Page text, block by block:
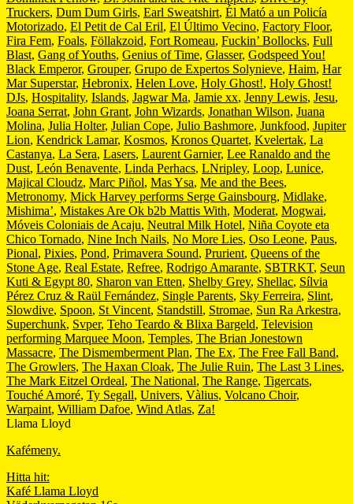
Truckers, Dum Dum Girls, Earl Sweatshirt, Él Mató a un Policía
Motorizado, El Petit de Cal Eril, El Último Vecino, Factory Floor,
Fira Fem, Foals, Föllakzoid, Fort Romeau, Fuckin’ Bollocks, Full
Blast, Gang of Youths, Genius of Time, Glasser, Godspeed You!
Black Emperor, Grouper, Grupo de Expertos Solynieve, Haim, Har
Mar Superstar, Hebronix, Helen Love, Holy Ghost!, Holy Ghost!
DJs, Hospitality, Islands, Jagwar Ma, Jamie xx, Jenny Lewis, Jesu,
Joana Serrat, John Grant, John Wizards, Jonathan Wilson, Juana
Molina, Julia Holter, Julian Cope, Julio Bashmore, Junkfood, Jupiter
Lion, Kendrick Lamar, Kosmos, Kronos Quartet, Kvelertak, La
Castanya, La Sera, Lasers, Laurent Garnier, Lee Ranaldo and the
Dust, León Benavente, Linda Perhacs, LNripley, Loop, Lunice,
Majical Cloudz, Marc Piñol, Mas Ysa, Me and the Bees,
Metronomy, Mick Harvey performs Serge Gainsbourg, Midlake,
Mishima’, Mistakes Are Ok b2b Mattis With, Moderat, Mogwai,
Móveis Coloniais de Acaju, Neutral Milk Hotel, Niña Coyote eta
Chico Tornado, Nine Inch Nails, No More Lies, Oso Leone, Paus,
Pional, Pixies, Pond, Primavera Sound, Prurient, Queens of the
Stone Age, Real Estate, Refree, Rodrigo Amarante, SBTRKT, Seun
Kuti & Egypt 80, Sharon van Etten, Shelby Grey, Shellac, Sílvia
Pérez Cruz & Raül Fernández, Single Parents, Sky Ferreira, Slint,
Slowdive, Spoon, St Vincent, Standstill, Stromae, Sun Ra Arkestra,
Superchunk, Svper, Teho Teardo & Blixa Bargeld, Television
performing Marquee Moon, Temples, The Brian Jonestown
Massacre, The Dismemberment Plan, The Ex, The Free Fall Band,
The Growlers, The Haxan Cloak, The Julie Ruin, The Last 3 Lines,
The Mark Eitzel Ordeal, The National, The Range, Tigercats,
Touché Amoré, Ty Segall, Univers, Vàlius, Volcano Choir,
Warpaint, William Dafoe, Wind Atlas, Za!
Llama Lloyd
Kafémeny.
Hitta hit:
Kafé Llama Lloyd